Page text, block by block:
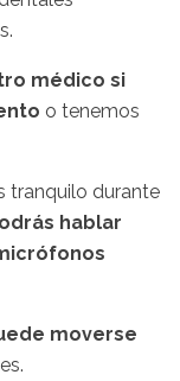
médico si
o tenemos
tranquilo durante
hablar
moverse